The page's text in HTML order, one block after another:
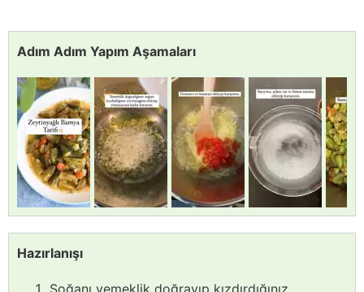
Adım Adım Yapım Aşamaları
Hazırlanışı